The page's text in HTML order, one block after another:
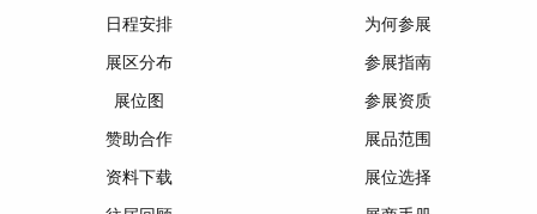
日程安排
展区分布
展位图
赞助合作
资料下载
为何参展
参展指南
参展资质
展品范围
展位选择